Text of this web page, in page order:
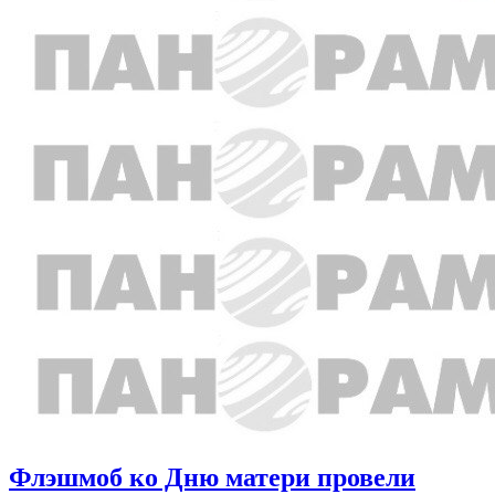
Флэшмоб ко Дню матери провели